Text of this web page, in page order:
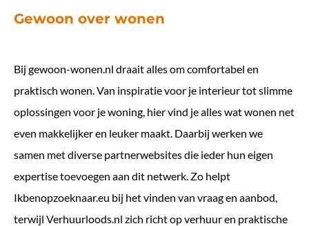
Gewoon over wonen
Bij gewoon-wonen.nl draait alles om comfortabel en
praktisch wonen. Van inspiratie voor je interieur tot slimme
oplossingen voor je woning, hier vind je alles wat wonen net
even makkelijker en leuker maakt. Daarbij werken we
samen met diverse partnerwebsites die ieder hun eigen
expertise toevoegen aan dit netwerk. Zo helpt
Ikbenopzoeknaar.eu bij het vinden van vraag en aanbod,
terwijl Verhuurloods.nl zich richt op verhuur en praktische